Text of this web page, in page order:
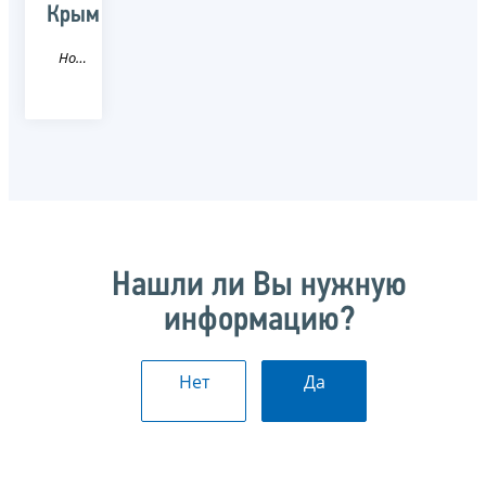
Крым
Новость
Нашли ли Вы нужную
информацию?
Нет Да